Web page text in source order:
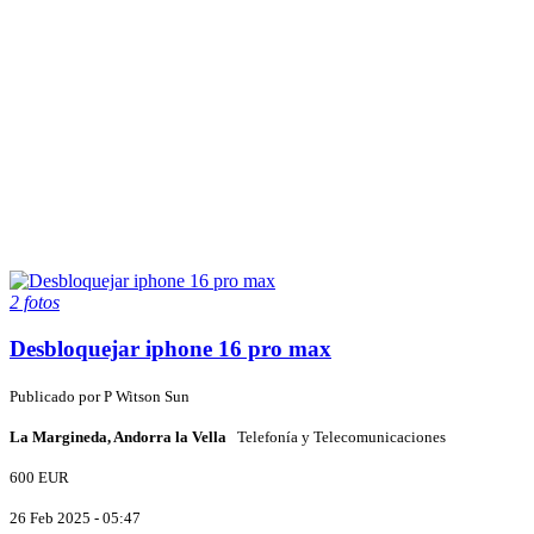
2 fotos
Desbloquejar iphone 16 pro max
Publicado porP Witson Sun
La Margineda, Andorra la Vella Telefonía y Telecomunicaciones
600 EUR
26 Feb 2025 - 05:47